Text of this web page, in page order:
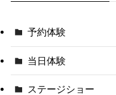
予約体験
当日体験
ステージショー